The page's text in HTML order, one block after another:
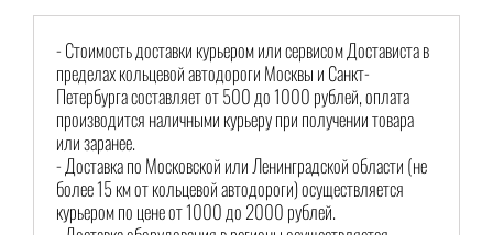
- Стоимость доставки курьером или сервисом Достависта в
пределах кольцевой автодороги Москвы и Санкт-
Петербурга составляет от 500 до 1000 рублей, оплата
производится наличными курьеру при получении товара
или заранее.
- Доставка по Московской или Ленинградской области (не
более 15 км от кольцевой автодороги) осуществляется
курьером по цене от 1000 до 2000 рублей.